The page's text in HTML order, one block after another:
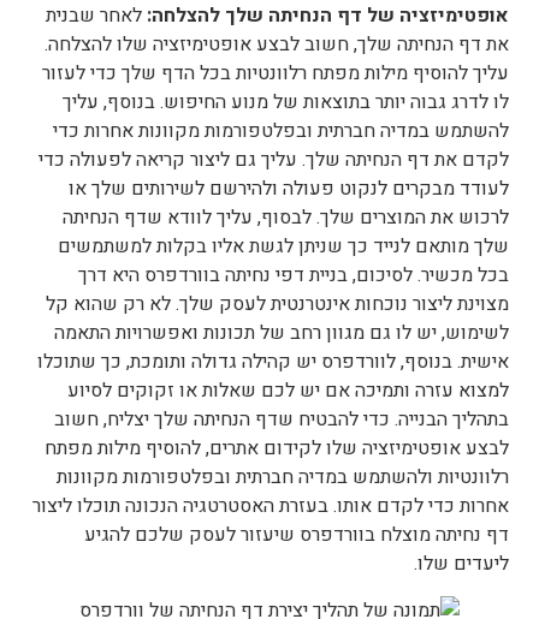
אופטימיזציה של דף הנחיתה שלך להצלחה: לאחר שבנית
את דף הנחיתה שלך, חשוב לבצע אופטימיזציה שלו להצלחה.
עליך להוסיף מילות מפתח רלוונטיות בכל הדף שלך כדי לעזור
לו לדרג גבוה יותר בתוצאות של מנוע החיפוש. בנוסף, עליך
להשתמש במדיה חברתית ובפלטפורמות מקוונות אחרות כדי
לקדם את דף הנחיתה שלך. עליך גם ליצור קריאה לפעולה כדי
לעודד מבקרים לנקוט פעולה ולהירשם לשירותים שלך או
לרכוש את המוצרים שלך. לבסוף, עליך לוודא שדף הנחיתה
שלך מותאם לנייד כך שניתן לגשת אליו בקלות למשתמשים
בכל מכשיר. לסיכום, בניית דפי נחיתה בוורדפרס היא דרך
מצוינת ליצור נוכחות אינטרנטית לעסק שלך. לא רק שהוא קל
לשימוש, יש לו גם מגוון רחב של תכונות ואפשרויות התאמה
אישית. בנוסף, לוורדפרס יש קהילה גדולה ותומכת, כך שתוכלו
למצוא עזרה ותמיכה אם יש לכם שאלות או זקוקים לסיוע
בתהליך הבנייה. כדי להבטיח שדף הנחיתה שלך יצליח, חשוב
לבצע אופטימיזציה שלו לקידום אתרים, להוסיף מילות מפתח
רלוונטיות ולהשתמש במדיה חברתית ובפלטפורמות מקוונות
אחרות כדי לקדם אותו. בעזרת האסטרטגיה הנכונה תוכלו ליצור
דף נחיתה מוצלח בוורדפרס שיעזור לעסק שלכם להגיע
ליעדים שלו.